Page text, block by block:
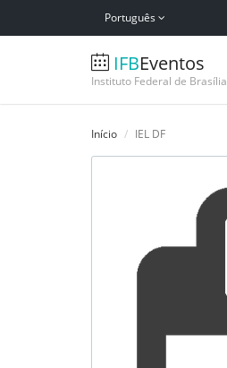
Português
IFBEventos
Instituto Federal de Brasília
Início IEL DF